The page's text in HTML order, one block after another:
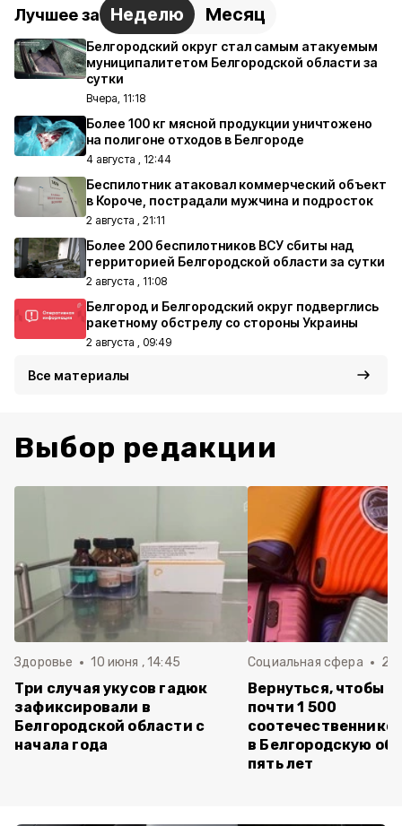
Лучшее за Неделю Месяц
Белгородский округ стал самым атакуемым
муниципалитетом Белгородской области за
сутки
Вчера, 11:18
Более 100 кг мясной продукции уничтожено
на полигоне отходов в Белгороде
4 августа , 12:44
Беспилотник атаковал коммерческий объект
в Короче, пострадали мужчина и подросток
2 августа , 21:11
Более 200 беспилотников ВСУ сбиты над
территорией Белгородской области за сутки
2 августа , 11:08
Белгород и Белгородский округ подверглись
ракетному обстрелу со стороны Украины
2 августа , 09:49
Все материалы
Выбор редакции
Здоровье 10 июня , 14:45
Три случая укусов гадюк
зафиксировали в
Белгородской области с
начала года
Социальная сфера 20
Вернуться, чтобы
почти 1 500
в Белгородскую
пять лет